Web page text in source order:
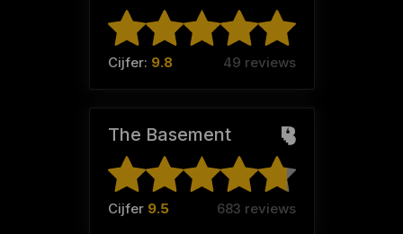
Cijfer: 9.8 49 reviews
The Basement
Cijfer 9.5 683 reviews